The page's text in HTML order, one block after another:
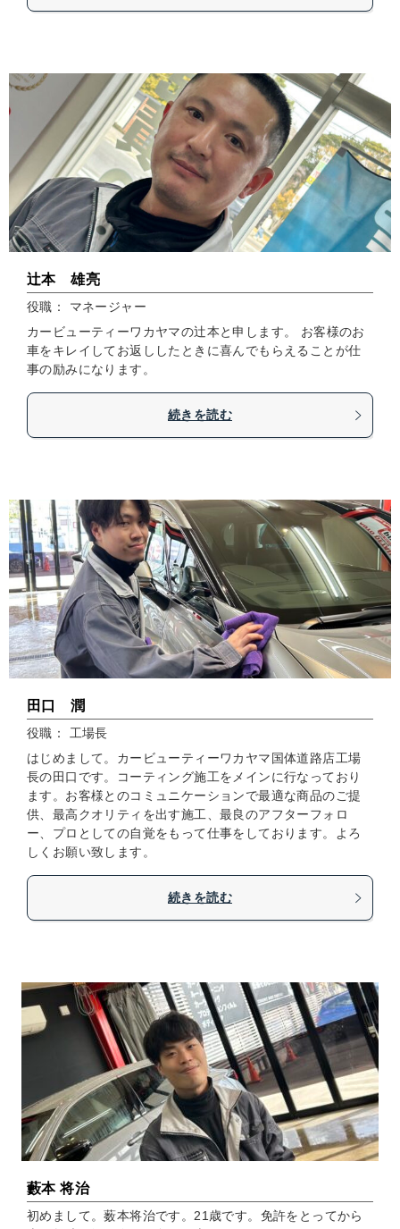
辻本 雄亮
役職： マネージャー
カービューティーワカヤマの辻本と申します。 お客様のお
車をキレイしてお返ししたときに喜んでもらえることが仕
事の励みになります。
続きを読む
田口 潤
役職： 工場長
はじめまして。カービューティーワカヤマ国体道路店工場
長の田口です。コーティング施工をメインに行なっており
ます。お客様とのコミュニケーションで最適な商品のご提
供、最高クオリティを出す施工、最良のアフターフォロ
ー、プロとしての自覚をもって仕事をしております。よろ
しくお願い致します。
続きを読む
藪本 将治
初めまして。薮本将治です。21歳です。免許をとってから